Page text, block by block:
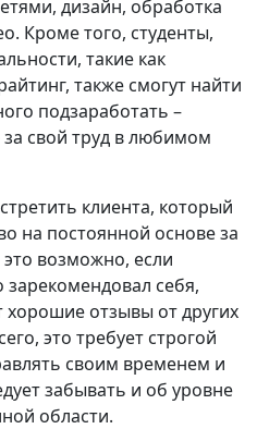
дизайн, обработка
Кроме того, студенты,
такие как
также смогут найти
подзаработать –
свой труд в любимом
клиента, который
на постоянной основе за
возможно, если
себя,
отзывы от других
это требует строгой
своим временем и
забывать и об уровне
области.